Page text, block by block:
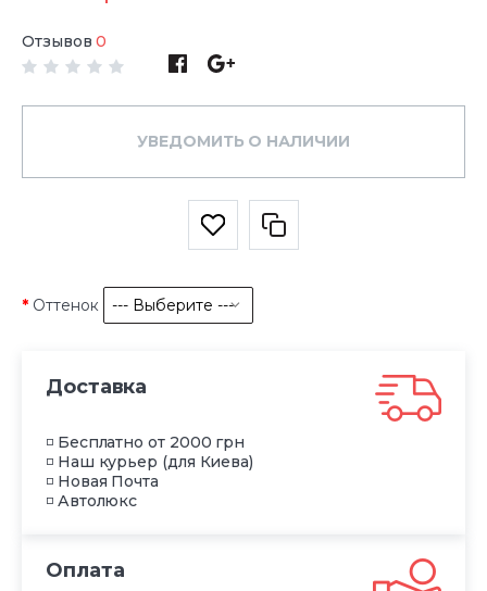
Отзывов 0
УВЕДОМИТЬ О НАЛИЧИИ
Оттенок
Доставка
◽ Бесплатно от 2000 грн
◽ Наш курьер (для Киева)
◽ Новая Почта
◽ Автолюкс
Оплата